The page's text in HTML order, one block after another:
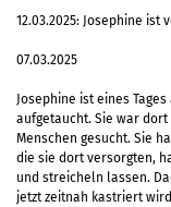
12.03.2025: Josephine ist
07.03.2025
Josephine ist eines
aufgetaucht. Sie war
Menschen gesucht. Sie
die sie dort versorgten,
und streicheln lassen.
jetzt zeitnah kastriert